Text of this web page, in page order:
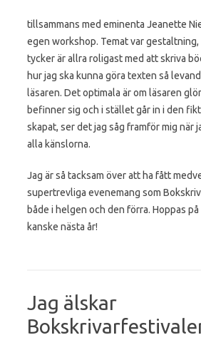
tillsammans med eminenta Jeanette
egen workshop. Temat var gestaltning,
tycker är allra roligast med att skriva
hur jag ska kunna göra texten så
läsaren. Det optimala är om läsaren
befinner sig och i stället går in i den
skapat, ser det jag såg framför mig när
alla känslorna.
Jag är så tacksam över att ha fått
supertrevliga evenemang som
både i helgen och den förra. Hoppas
kanske nästa år!
Jag älskar